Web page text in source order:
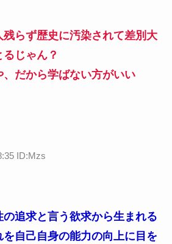
らず歴史に汚染されて差別大
じゃん？
だから学ばない方がいい
ID:Mzs
追求と言う欲求から生まれる
自己自身の能力の向上に目を